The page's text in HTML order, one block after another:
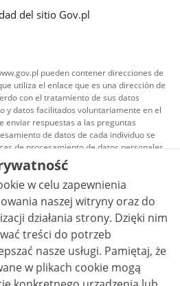
del sitio Gov.pl
pueden contener direcciones de
utiliza el enlace que es una dirección de
con el tratamiento de sus datos
y datos facilitados voluntariamente en el
enviar respuestas a las preguntas
de datos de cada individuo se
de procesamiento de datos personales.
publicado en el sitio es licenciado
Reconocimiento 3.0 Polonia
se indique lo contrario.
w celu zapewnienia
naszej witryny oraz do
strony. Dzięki nim
treści do potrzeb
usługi. Pamiętaj, że
w plikach cookie mogą